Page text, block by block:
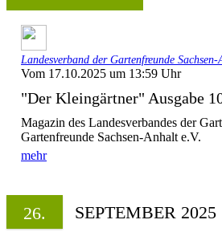
Landesverband der Gartenfreunde Sachsen-
Vom 17.10.2025 um 13:59 Uhr
"Der Kleingärtner" Ausgabe
Magazin des Landesverbandes der
Gartenfreunde Sachsen-Anhalt e.V.
mehr
26. SEPTEMBER 2025